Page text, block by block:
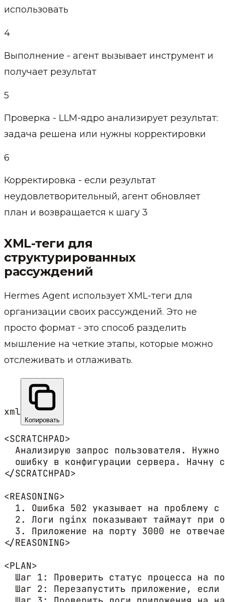
использовать
4
Выполнение - агент вызывает инструмент и
получает результат
5
Проверка - LLM-ядро анализирует результат:
задача решена или нужны корректировки
6
Корректировка - если результат
неудовлетворительный, агент обновляет
план и возвращается к шагу 3
XML-теги для
структурированных
рассуждений
Hermes Agent использует XML-теги для
организации своих рассуждений. Это не
просто формат - это способ разделить
мышление на четкие этапы, которые можно
отслеживать и отлаживать.
xml
Копировать
<SCRATCHPAD>
Анализирую запрос пользователя. Нужно
ошибку в конфигурации сервера. Начну
</SCRATCHPAD>
<REASONING>
1. Ошибка 502 указывает на проблему с
2. Логи nginx показывают таймаут при
3. Приложение на порту 3000 не
</REASONING>
<PLAN>
Шаг 1: Проверить статус процесса на
Шаг 2: Перезапустить приложение, если